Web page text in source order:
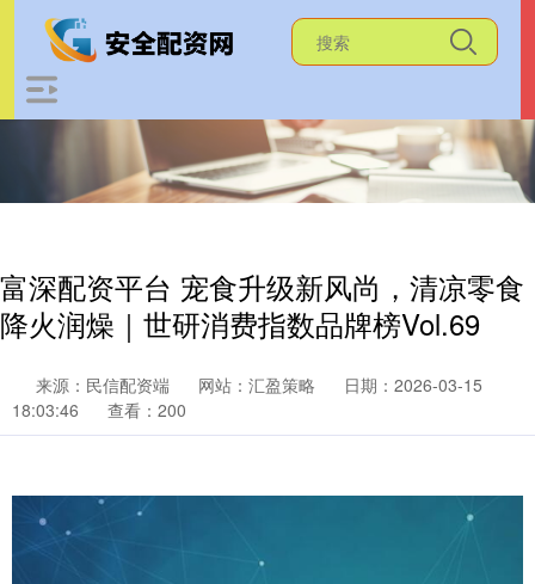
富深配资平台 宠食升级新风尚，清凉零食
降火润燥｜世研消费指数品牌榜Vol.69
来源：民信配资端 网站：汇盈策略
日期：2026-03-15
18:03:46
查看：200